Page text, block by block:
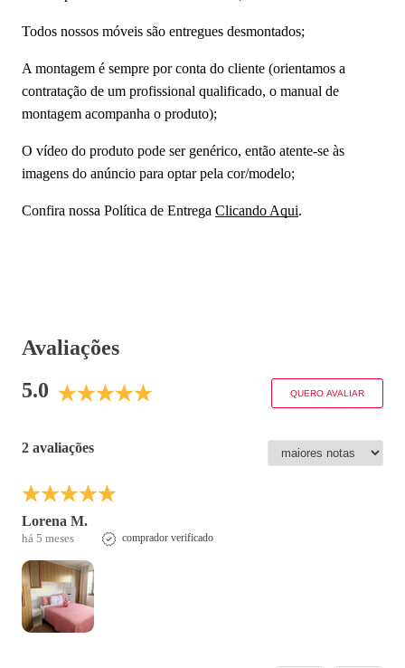
Todos nossos móveis são entregues desmontados;
A montagem é sempre por conta do cliente (orientamos a
contratação de um profissional qualificado, o manual de
montagem acompanha o produto);
O vídeo do produto pode ser genérico, então atente-se às
imagens do anúncio para optar pela cor/modelo;
Confira nossa Política de Entrega Clicando Aqui.
Avaliações
5.0
QUERO AVALIAR
2 avaliações
Lorena M.
há 5 meses comprador verificado